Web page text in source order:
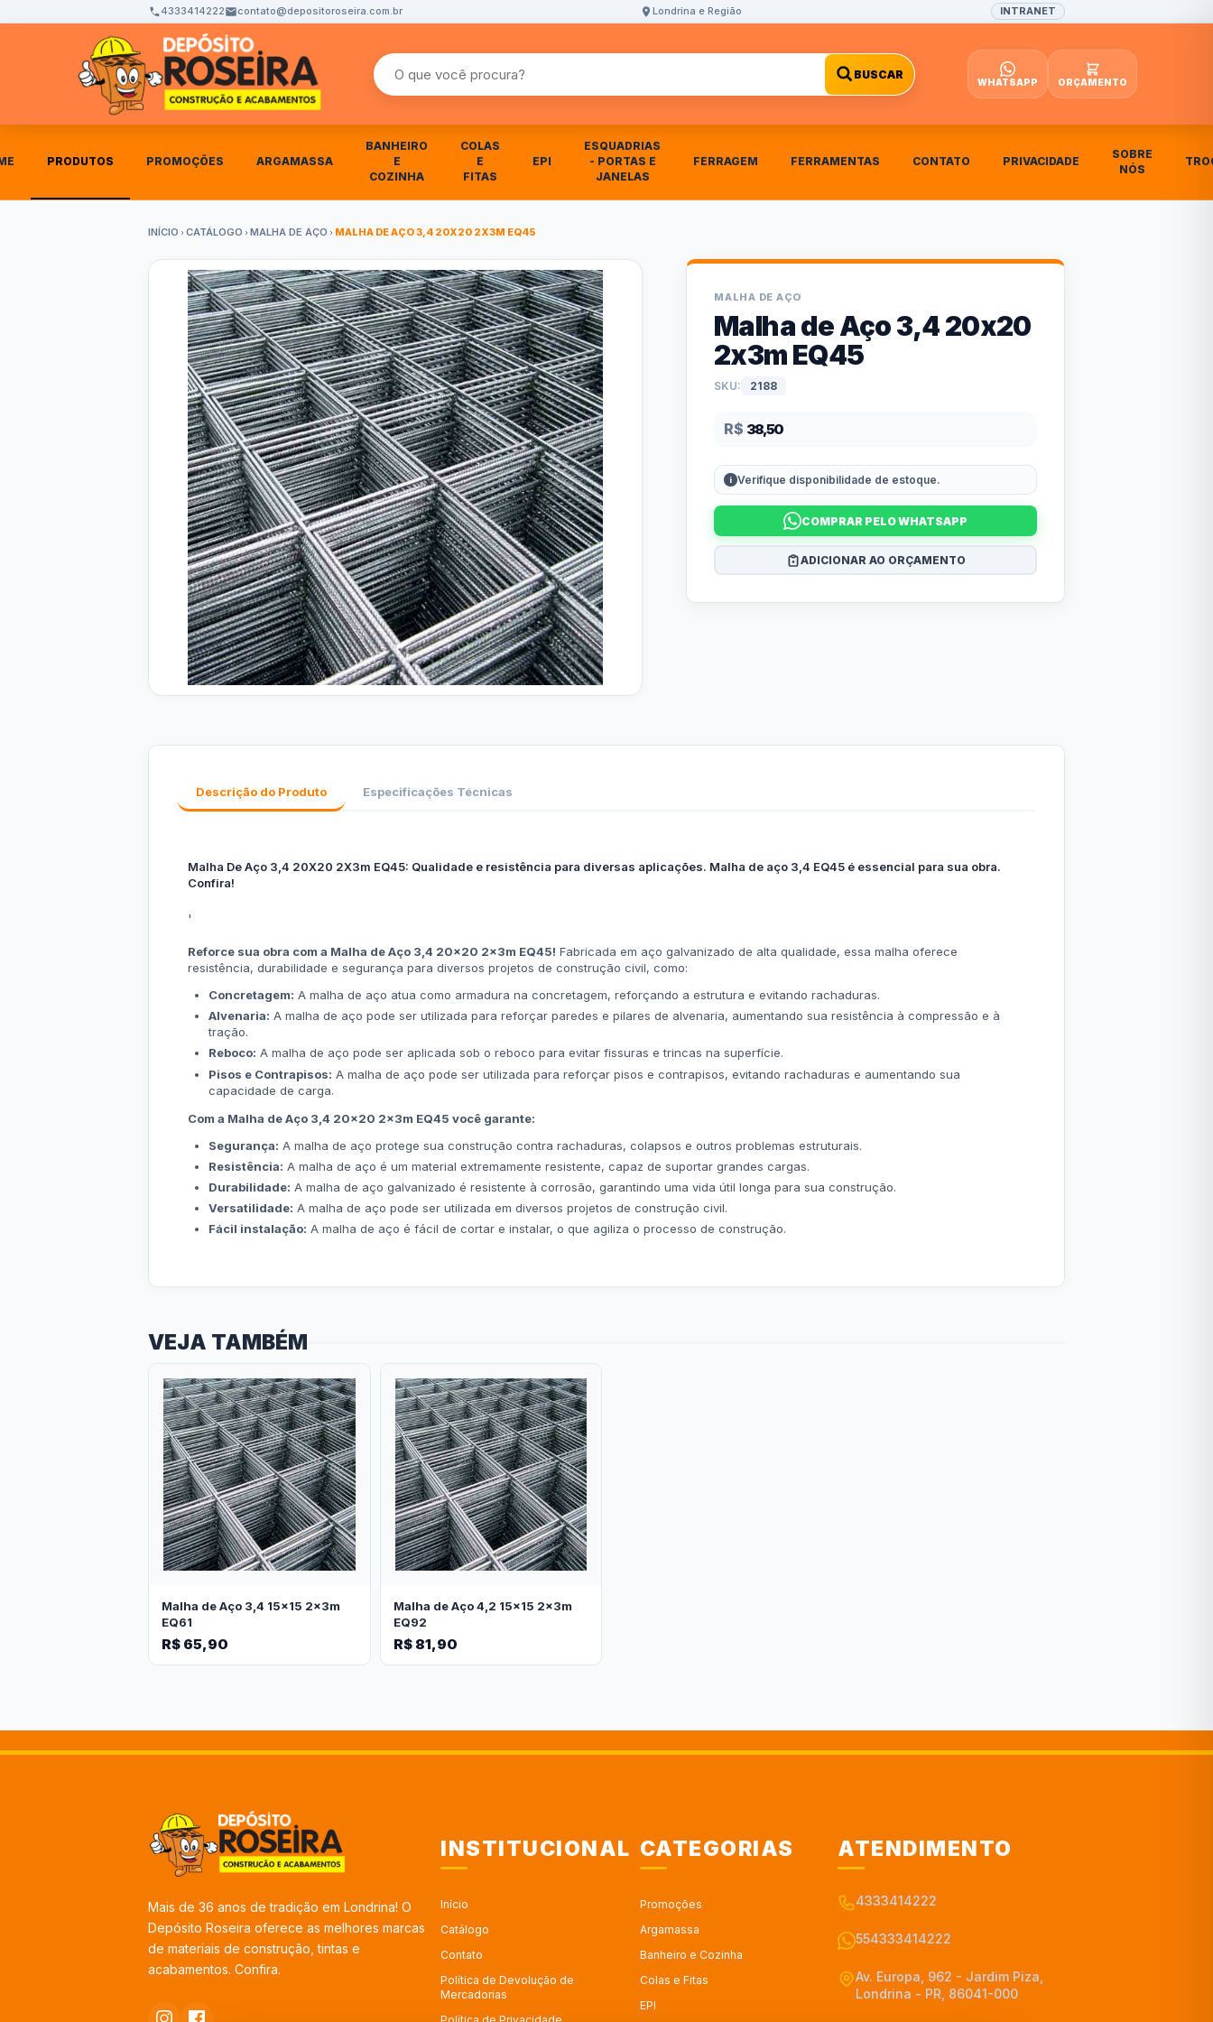
4333414222 contato@depositoroseira.com.br Londrina e Região INTRANET
Buscar produtos
BUSCAR
WHATSAPP ORÇAMENTO
PRODUTOS PROMOÇÕES ARGAMASSA
BANHEIRO
E
COZINHA
COLAS
E
FITAS
EPI
ESQUADRIAS
- PORTAS E
JANELAS
FERRAGEM FERRAMENTAS CONTATO PRIVACIDADE
SOBRE
NÓS
INÍCIO CATÁLOGO MALHA DE AÇO MALHA DE AÇO 3,4 20X20 2X3M EQ45
MALHA DE AÇO
Malha de Aço 3,4 20x20
2x3m EQ45
SKU: 2188
R$ 38,50
Verifique disponibilidade de estoque.
COMPRAR PELO WHATSAPP
ADICIONAR AO ORÇAMENTO
Descrição do Produto Especificações Técnicas
Malha De Aço 3,4 20X20 2X3m EQ45: Qualidade e resistência para diversas aplicações. Malha de aço 3,4 EQ45 é essencial para sua obra.
Confira!
'
Reforce sua obra com a Malha de Aço 3,4 20x20 2x3m EQ45! Fabricada em aço galvanizado de alta qualidade, essa malha oferece
resistência, durabilidade e segurança para diversos projetos de construção civil, como:
Concretagem: A malha de aço atua como armadura na concretagem, reforçando a estrutura e evitando rachaduras.
Alvenaria: A malha de aço pode ser utilizada para reforçar paredes e pilares de alvenaria, aumentando sua resistência à compressão e à
tração.
Reboco: A malha de aço pode ser aplicada sob o reboco para evitar fissuras e trincas na superfície.
Pisos e Contrapisos: A malha de aço pode ser utilizada para reforçar pisos e contrapisos, evitando rachaduras e aumentando sua
capacidade de carga.
Com a Malha de Aço 3,4 20x20 2x3m EQ45 você garante:
Segurança: A malha de aço protege sua construção contra rachaduras, colapsos e outros problemas estruturais.
Resistência: A malha de aço é um material extremamente resistente, capaz de suportar grandes cargas.
Durabilidade: A malha de aço galvanizado é resistente à corrosão, garantindo uma vida útil longa para sua construção.
Versatilidade: A malha de aço pode ser utilizada em diversos projetos de construção civil.
Fácil instalação: A malha de aço é fácil de cortar e instalar, o que agiliza o processo de construção.
VEJA TAMBÉM
Malha de Aço 3,4 15x15 2x3m
EQ61
R$ 65,90
Malha de Aço 4,2 15x15 2x3m
EQ92
R$ 81,90
Mais de 36 anos de tradição em Londrina! O
Depósito Roseira oferece as melhores marcas
de materiais de construção, tintas e
acabamentos. Confira.
INSTITUCIONAL
Início
Catálogo
Contato
Política de Devolução de
Mercadorias
CATEGORIAS
Promoções
Argamassa
Banheiro e Cozinha
Colas e Fitas
EPI
ATENDIMENTO
4333414222
554333414222
Av. Europa, 962 - Jardim Piza,
Londrina - PR, 86041-000